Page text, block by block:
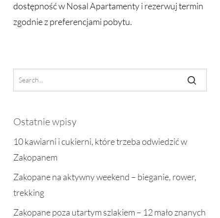
dostępność w Nosal Apartamenty i rezerwuj termin
zgodnie z preferencjami pobytu.
Ostatnie wpisy
10 kawiarni i cukierni, które trzeba odwiedzić w
Zakopanem
Zakopane na aktywny weekend – bieganie, rower,
trekking
Zakopane poza utartym szlakiem – 12 mało znanych